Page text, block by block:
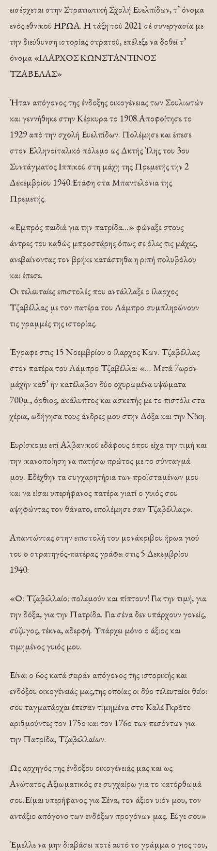
εισέρχεται στην Στρατιωτική Σχολή Ευελπίδων, τ’ όνομα
ενός εθνικού ΗΡΩΑ. Η τάξη τού 2021 σέ συνεργασία με
την διεύθυνση ιστορίας στρατού, επέλεξε να δοθεί τ’
όνομα «ΙΛΑΡΧΟΣ ΚΩΝΣΤΑΝΤΙΝΟΣ
ΤΖΑΒΕΛΑΣ»
Ήταν απόγονος της ένδοξης οικογένειας των Σουλιωτών
και γεννήθηκε στην Κέρκυρα το 1908.Αποφοίτησε το
1929 από την σχολή Ευελπίδων. Πολέμησε και έπεσε
στον Ελληνοϊταλικό πόλεμο ως Δκτής Ίλης του 3ου
Συντάγματος Ιππικού στη μάχη της Πρεμετής την 2
Δεκεμβρίου 1940.Ετάφη στα Μπαντελόνια της
Πρεμετής.
«Εμπρός παιδιά για την πατρίδα…» φώναξε στους
άντρες του καθώς μπροστάρης όπως σε όλες τις μάχες,
ανεβαίνοντας τον βρήκε κατάστηθα η ριπή πολυβόλου
και έπεσε.
Οι τελευταίες επιστολές που αντάλλαξε ο ίλαρχος
Τζαβέλλας με τον πατέρα του Λάμπρο συμπληρώνουν
τις γραμμές της ιστορίας.
Έγραφε στις 15 Νοεμβρίου ο ίλαρχος Κων. Τζαβέλλας
στον πατέρα του Λάμπρο Τζαβέλλα: «… Μετά 7ωρον
μάχην καθ’ ην κατέλαβον δύο οχυρωμένα υψώματα
700μ., όρθιος, ακάλυπτος και ασκεπής με το πιστόλι στα
χέρια, ωδήγησα τους άνδρες μου στην Δόξα και την Νίκη.
Ευρίσκομε επί Αλβανικού εδάφους όπου είχα την τιμή και
την ικανοποίηση να πατήσω πρώτος με το σύνταγμά
μου. Εδέχθην τα συγχαρητήρια των προϊσταμένων μου
και να είσαι υπερήφανος πατέρα γιατί ο γυιός σου
αψηφώντας τον θάνατο, επολέμησε σαν Τζαβέλλας».
Απαντώντας στην επιστολή του μονάκριβου ήρωα γιού
του ο στρατηγός-πατέρας γράφει στις 5 Δεκεμβρίου
1940:
«Οι Τζαβελλαίοι πολεμούν και πίπτουν! Για την τιμή, για
την δόξα, για την Πατρίδα. Για σένα δεν υπάρχουν γονείς,
σύζυγος, τέκνα, αδερφή. Υπάρχει μόνο ο άξιος και
τιμημένος γυιός μου.
Είναι ο 6ος κατά σειράν απόγονος της ιστορικής και
ενδόξου οικογένειάς μας,της οποίας οι δύο τελευταίοι θείοι
σου ταγματάρχαι έπεσαν τιμημένα στο Καλέ Γκρότο
αριθμούντες τον 175ο και τον 176ο των πεσόντων για
την Πατρίδα, Τζαβελλαίων.
Ως αρχηγός της ένδοξου οικογένειάς μας και ως
Ανώτατος Αξιωματικός σε συγχαίρω για το κατόρθωμά
σου.Είμαι υπερήφανος για Σένα, τον άξιον υιόν μου, τον
αντάξιο απόγονο των ενδόξων προγόνων μας. Εύγε σου»
Έμελλε να μην διαβάσει ποτέ αυτό το γράμμα ο γιος του,